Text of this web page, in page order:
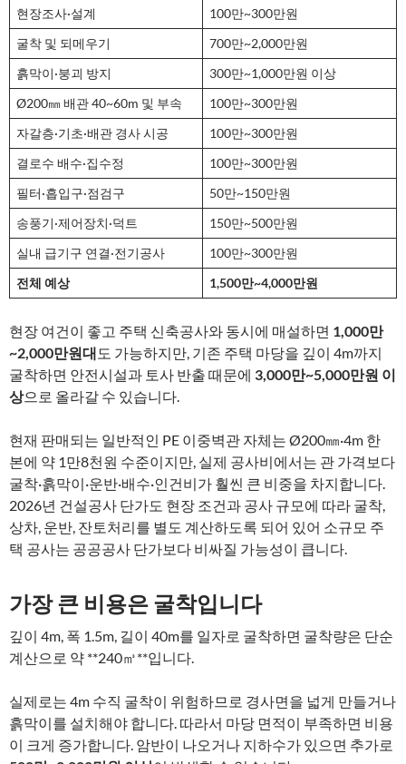
현장조사·설계
100만~300만원
굴착 및 되메우기
700만~2,000만원
흙막이·붕괴 방지
300만~1,000만원 이상
Ø200㎜ 배관 40~60m 및 부속
100만~300만원
자갈층·기초·배관 경사 시공
100만~300만원
결로수 배수·집수정
100만~300만원
필터·흡입구·점검구
50만~150만원
송풍기·제어장치·덕트
150만~500만원
실내 급기구 연결·전기공사
100만~300만원
전체 예상
1,500만~4,000만원
현장 여건이 좋고 주택 신축공사와 동시에 매설하면 1,000만
~2,000만원대 도 가능하지만, 기존 주택 마당을 깊이 4m까지
굴착하면 안전시설과 토사 반출 때문에 3,000만~5,000만원 이
상으로 올라갈 수 있습니다.
현재 판매되는 일반적인 PE 이중벽관 자체는 Ø200㎜·4m 한
본에 약 1만8천원 수준이지만, 실제 공사비에서는 관 가격보다
굴착·흙막이·운반·배수·인건비가 훨씬 큰 비중을 차지합니다.
2026년 건설공사 단가도 현장 조건과 공사 규모에 따라 굴착,
상차, 운반, 잔토처리를 별도 계산하도록 되어 있어 소규모 주
택 공사는 공공공사 단가보다 비싸질 가능성이 큽니다.
가장 큰 비용은 굴착입니다
깊이 4m, 폭 1.5m, 길이 40m를 일자로 굴착하면 굴착량은 단순
계산으로 약 **240㎥**입니다.
실제로는 4m 수직 굴착이 위험하므로 경사면을 넓게 만들거나
흙막이를 설치해야 합니다. 따라서 마당 면적이 부족하면 비용
이 크게 증가합니다. 암반이 나오거나 지하수가 있으면 추가로